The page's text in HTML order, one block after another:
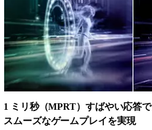
1 ミリ秒（MPRT）すばやい応答
スムーズなゲームプレイを実現